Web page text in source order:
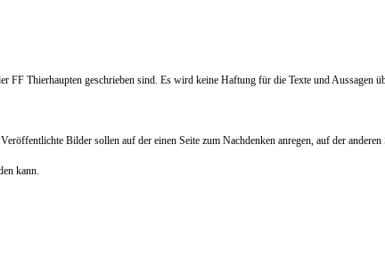
FF Thierhaupten geschrieben sind. Es wird keine Haftung für die Texte und
Bilder sollen auf der einen Seite zum Nachdenken anregen, auf der
kann.